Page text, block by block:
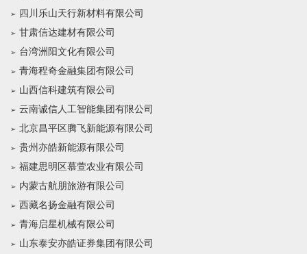
四川乐山天行新材料有限公司
甘肃信达建材有限公司
台湾洲阳文化有限公司
青海程奇金融集团有限公司
山西信科建筑有限公司
云南诚信人工智能集团有限公司
北京昌平区腾飞新能源有限公司
贵州亦皓新能源有限公司
福建思明区慕萱农业有限公司
内蒙古航朋旅游有限公司
西藏名扬金融有限公司
青海启星机械有限公司
山东泰安亦皓证券集团有限公司